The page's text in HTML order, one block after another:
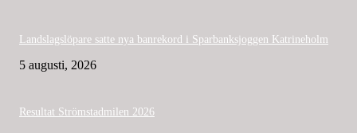
Landslagslöpare satte nya banrekord i Sparbanksjoggen Katrineholm
5 augusti, 2026
Resultat Strömstadmilen 2026